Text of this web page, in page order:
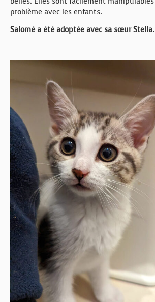
problème avec les enfants.
Salomé a été adoptée avec sa sœur Stella.